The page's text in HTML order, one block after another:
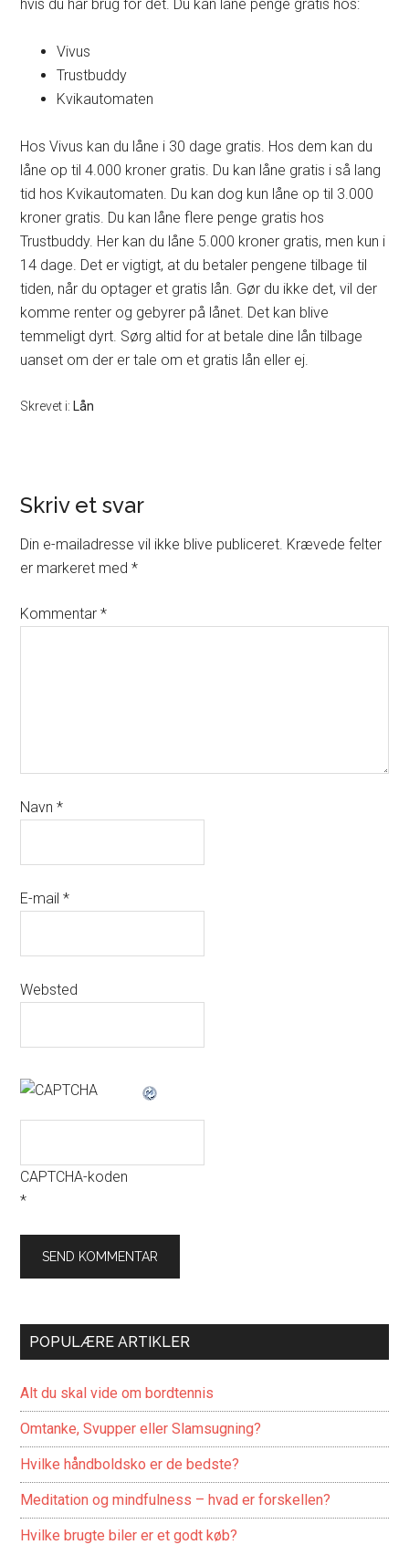
hvis du har brug for det. Du kan låne penge gratis hos:
Vivus
Trustbuddy
Kvikautomaten
Hos Vivus kan du låne i 30 dage gratis. Hos dem kan du
låne op til 4.000 kroner gratis. Du kan låne gratis i så lang
tid hos Kvikautomaten. Du kan dog kun låne op til 3.000
kroner gratis. Du kan låne flere penge gratis hos
Trustbuddy. Her kan du låne 5.000 kroner gratis, men kun i
14 dage. Det er vigtigt, at du betaler pengene tilbage til
tiden, når du optager et gratis lån. Gør du ikke det, vil der
komme renter og gebyrer på lånet. Det kan blive
temmeligt dyrt. Sørg altid for at betale dine lån tilbage
uanset om der er tale om et gratis lån eller ej.
Skrevet i: Lån
Skriv et svar
Din e-mailadresse vil ikke blive publiceret. Krævede felter
er markeret med*
Kommentar*
Navn*
E-mail*
Websted
CAPTCHA-koden
*
POPULÆRE ARTIKLER
Alt du skal vide om bordtennis
Omtanke, Svupper eller Slamsugning?
Hvilke håndboldsko er de bedste?
Meditation og mindfulness – hvad er forskellen?
Hvilke brugte biler er et godt køb?